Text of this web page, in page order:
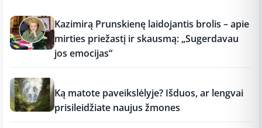
Kazimirą Prunskienę laidojantis brolis – apie
mirties priežastį ir skausmą: „Sugerdavau
jos emocijas“
Ką matote paveikslėlyje? Išduos, ar lengvai
prisileidžiate naujus žmones